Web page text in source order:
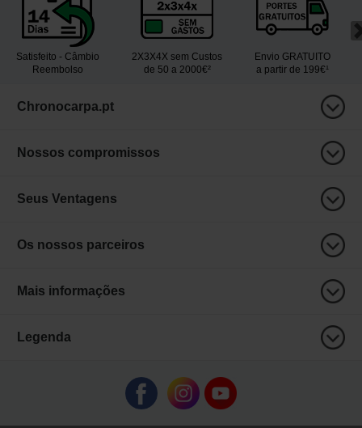
Satisfeito - Câmbio
Reembolso
2X3X4X sem Custos
de 50 a 2000€²
Envio GRATUITO
a partir de 199€¹
Chronocarpa.pt
Nossos compromissos
Seus Ventagens
Os nossos parceiros
Mais informações
Legenda